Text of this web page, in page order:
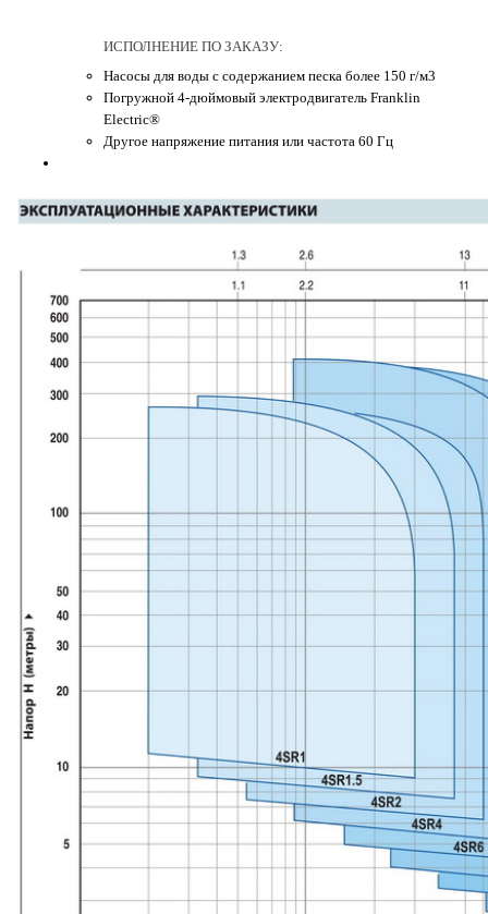
ИСПОЛНЕНИЕ ПО ЗАКАЗУ:
Насосы для воды с содержанием песка более 150 г/м3
Погружной 4-дюймовый электродвигатель Franklin
Electric®
Другое напряжение питания или частота 60 Гц